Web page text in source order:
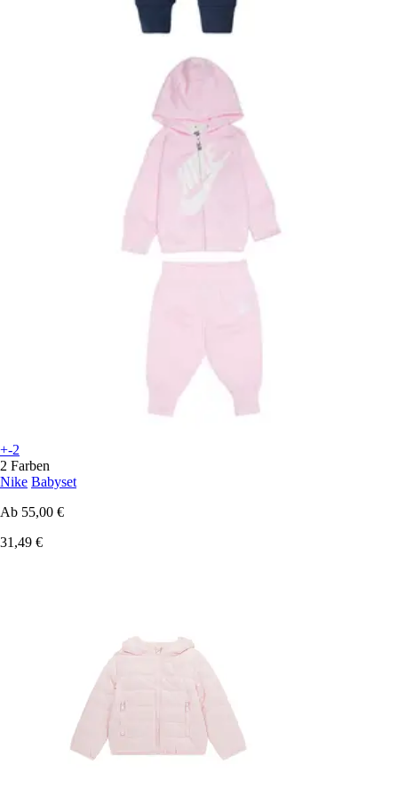
+-2
2 Farben
Nike Babyset
Ab 55,00 €
31,49 €